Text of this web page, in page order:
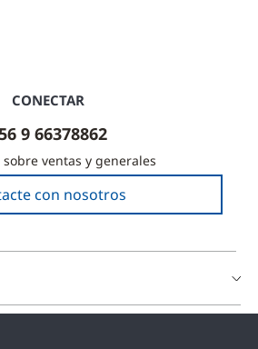
CONECTAR
9 66378862
sobre ventas y generales
con nosotros